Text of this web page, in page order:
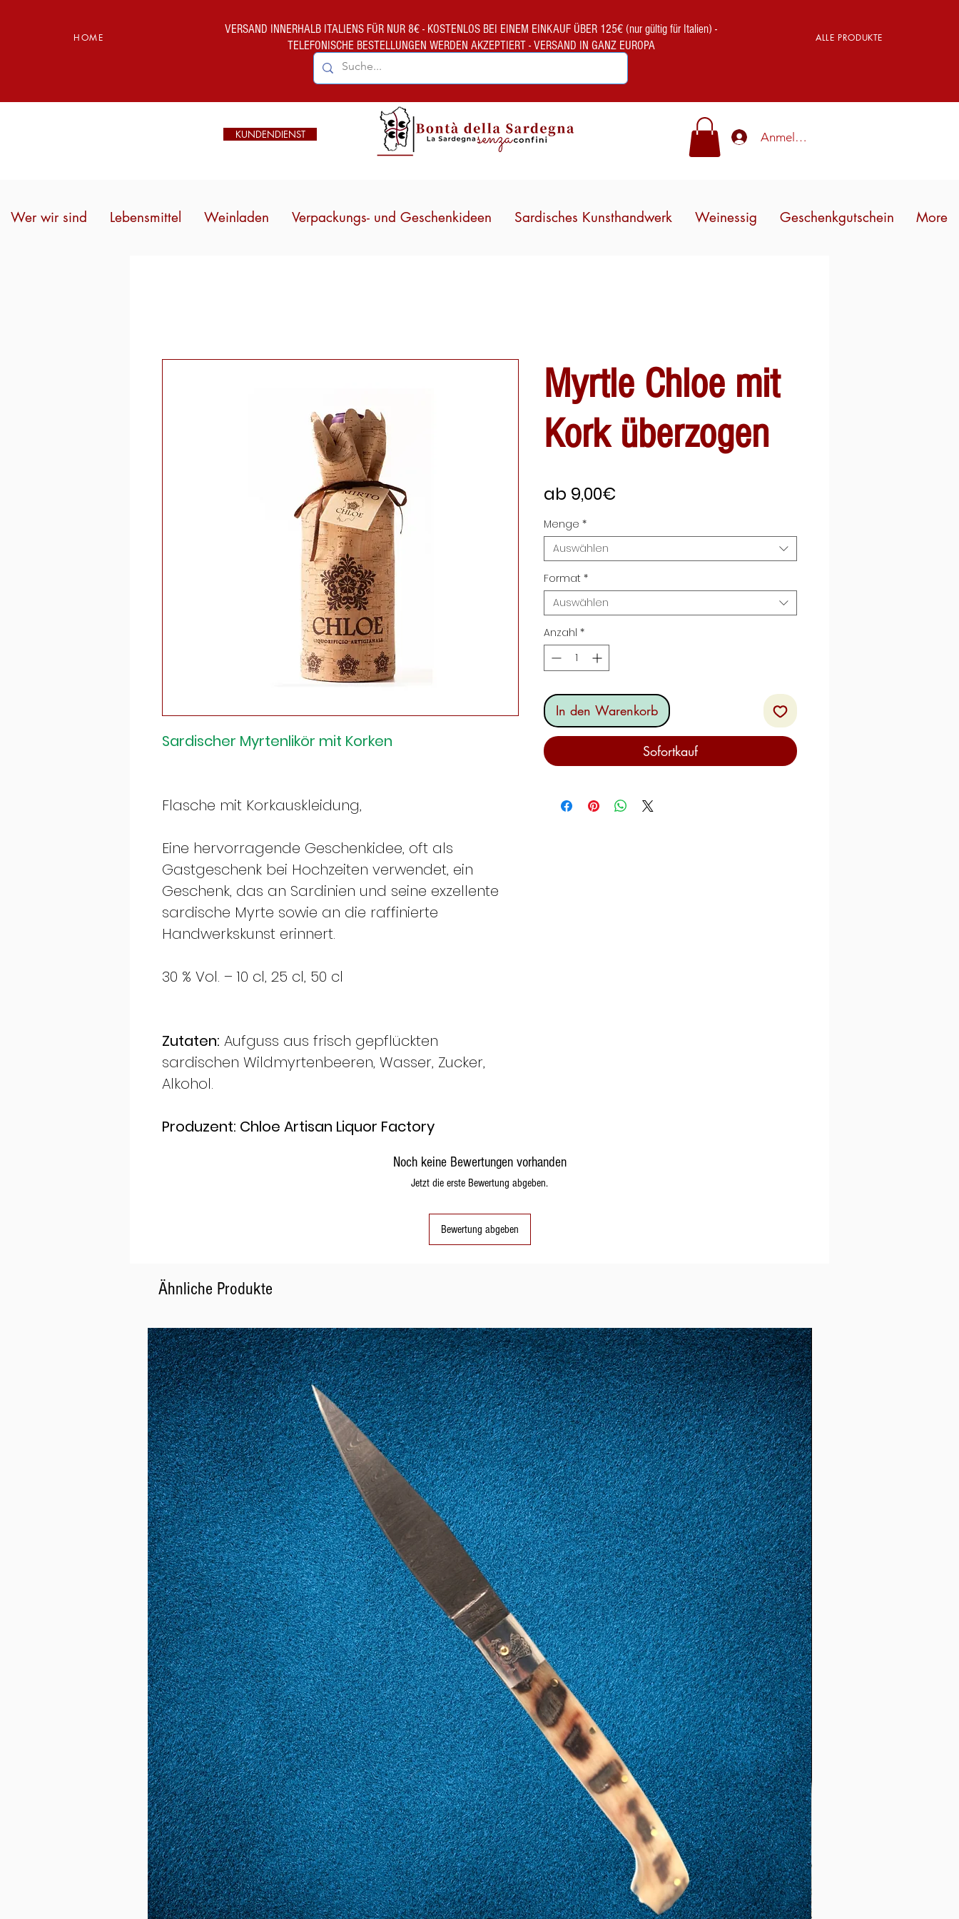
HOME
VERSAND INNERHALB ITALIENS FÜR NUR 8€ - KOSTENLOS BEI EINEM EINKAUF ÜBER 125€ (nur gültig für Italien) -
TELEFONISCHE BESTELLUNGEN WERDEN AKZEPTIERT - VERSAND IN GANZ EUROPA
ALLE PRODUKTE
KUNDENDIENST Anmelden
Wer wir sind Lebensmittel Weinladen Verpackungs- und Geschenkideen Sardisches Kunsthandwerk Weinessig Geschenkgutschein More
Sardischer Myrtenlikör mit Korken
Flasche mit Korkauskleidung,
Eine hervorragende Geschenkidee, oft als
Gastgeschenk bei Hochzeiten verwendet, ein
Geschenk, das an Sardinien und seine exzellente
sardische Myrte sowie an die raffinierte
Handwerkskunst erinnert.
30 % Vol. – 10 cl, 25 cl, 50 cl
Zutaten: Aufguss aus frisch gepflückten
sardischen Wildmyrtenbeeren, Wasser, Zucker,
Alkohol.
Produzent: Chloe Artisan Liquor Factory
Myrtle Chloe mit
Kork überzogen
ab 9,00€
Menge *
Auswählen
Format *
Auswählen
Anzahl *
In den Warenkorb
Sofortkauf
Noch keine Bewertungen vorhanden
Jetzt die erste Bewertung abgeben.
Bewertung abgeben
Ähnliche Produkte